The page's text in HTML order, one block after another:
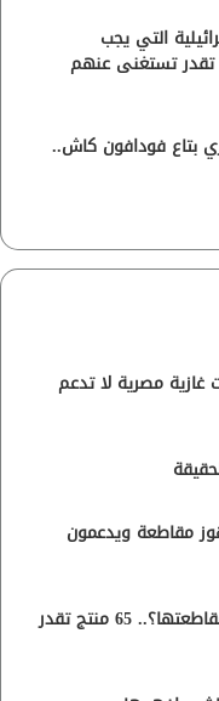
التي يجب
بتاع فودافون كاش..
مصرية لا تدعم
مقاطعة ويدعمون
ما هي المنتجات الإسرائيلية التي يجب مقاطعتها؟.. 65 منتج تقدر